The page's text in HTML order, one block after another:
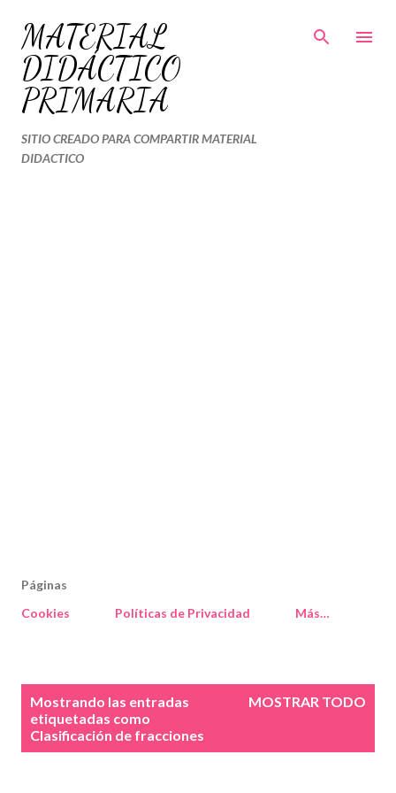
Ir al contenido principal
MATERIAL
DIDÁCTICO
PRIMARIA
SITIO CREADO PARA COMPARTIR MATERIAL
DIDACTICO
Páginas
Cookies
Políticas de Privacidad Más…
Mostrando las entradas
etiquetadas como
Clasificación de fracciones
MOSTRAR TODO